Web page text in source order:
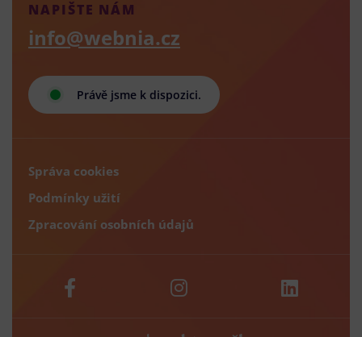
Právě jsme k dispozici.
NAPIŠTE NÁM
info@webnia.cz
Správa cookies
Podmínky užití
Zpracování osobních údajů